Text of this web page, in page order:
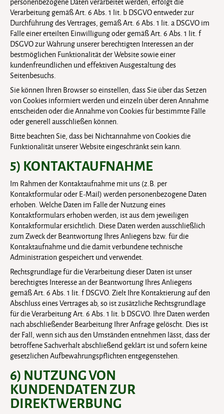
Verarbeitung gemäß Art. 6 Abs. 1 lit. b DSGVO entweder zur
Durchführung des Vertrages, gemäß Art. 6 Abs. 1 lit. a DSGVO im
Falle einer erteilten Einwilligung oder gemäß Art. 6 Abs. 1 lit. f
DSGVO zur Wahrung unserer berechtigten Interessen an der
bestmöglichen Funktionalität der Website sowie einer
kundenfreundlichen und effektiven Ausgestaltung des
Seitenbesuchs.
Sie können Ihren Browser so einstellen, dass Sie über das Setzen
von Cookies informiert werden und einzeln über deren Annahme
entscheiden oder die Annahme von Cookies für bestimmte Fälle
oder generell ausschließen können.
Bitte beachten Sie, dass bei Nichtannahme von Cookies die
Funktionalität unserer Website eingeschränkt sein kann.
5) KONTAKTAUFNAHME
Im Rahmen der Kontaktaufnahme mit uns (z.B. per
Kontaktformular oder E-Mail) werden personenbezogene Daten
erhoben. Welche Daten im Falle der Nutzung eines
Kontaktformulars erhoben werden, ist aus dem jeweiligen
Kontaktformular ersichtlich. Diese Daten werden ausschließlich
zum Zweck der Beantwortung Ihres Anliegens bzw. für die
Kontaktaufnahme und die damit verbundene technische
Administration gespeichert und verwendet.
Rechtsgrundlage für die Verarbeitung dieser Daten ist unser
berechtigtes Interesse an der Beantwortung Ihres Anliegens
gemäß Art. 6 Abs. 1 lit. f DSGVO. Zielt Ihre Kontaktierung auf den
Abschluss eines Vertrages ab, so ist zusätzliche Rechtsgrundlage
für die Verarbeitung Art. 6 Abs. 1 lit. b DSGVO. Ihre Daten werden
nach abschließender Bearbeitung Ihrer Anfrage gelöscht. Dies ist
der Fall, wenn sich aus den Umständen entnehmen lässt, dass der
betroffene Sachverhalt abschließend geklärt ist und sofern keine
gesetzlichen Aufbewahrungspflichten entgegenstehen.
6) NUTZUNG VON
KUNDENDATEN ZUR
DIREKTWERBUNG